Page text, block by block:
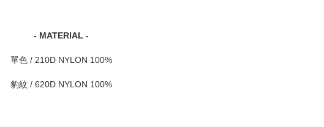
- MATERIAL -
單色 / 210D NYLON 100%
豹紋 / 620D NYLON 100%